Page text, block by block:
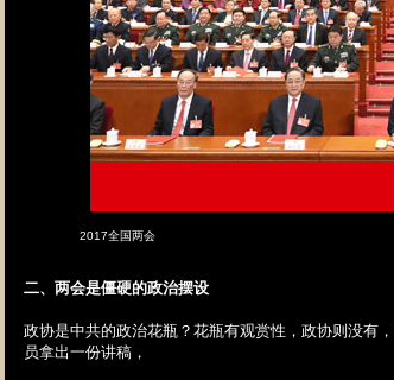
2017全国两会
二、两会是僵硬的政治摆设
政协是中共的政治花瓶？花瓶有观赏性，政协则没有
员拿出一份讲稿，